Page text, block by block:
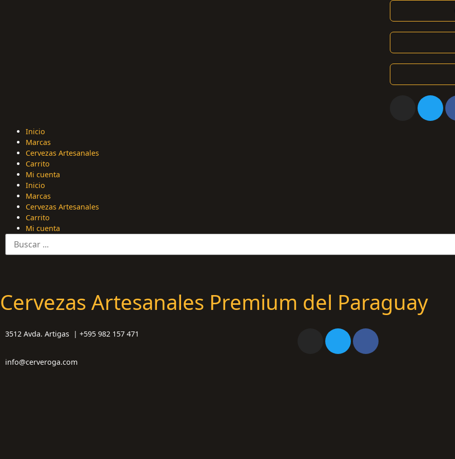
Inicio
Marcas
Cervezas Artesanales
Carrito
Mi cuenta
Inicio
Marcas
Cervezas Artesanales
Carrito
Mi cuenta
Cervezas Artesanales Premium del Paraguay
3512 Avda. Artigas | +595 982 157 471
info@cerveroga.com